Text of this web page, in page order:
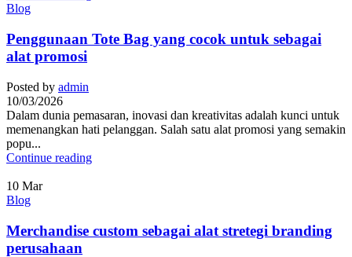
Blog
Penggunaan Tote Bag yang cocok untuk sebagai
alat promosi
Posted by admin
10/03/2026
Dalam dunia pemasaran, inovasi dan kreativitas adalah kunci untuk
memenangkan hati pelanggan. Salah satu alat promosi yang semakin
popu...
Continue reading
10 Mar
Blog
Merchandise custom sebagai alat stretegi branding
perusahaan